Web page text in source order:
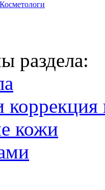
Косметологи
раздела:
кожи